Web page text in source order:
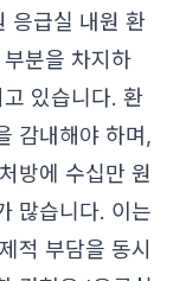
응급실 내원 환
분을 차지하
있습니다. 환
감내해야 하며,
방에 수십만 원
많습니다. 이는
적 부담을 동시